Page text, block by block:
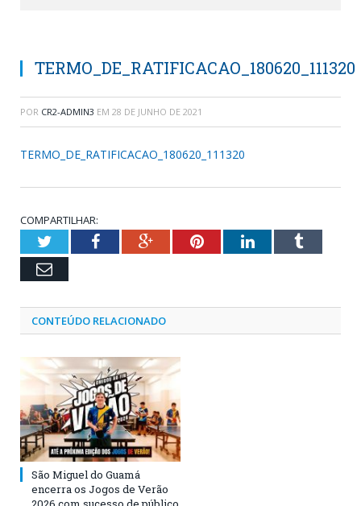
TERMO_DE_RATIFICACAO_180620_111320
POR CR2-ADMIN3 EM 28 DE JUNHO DE 2021
TERMO_DE_RATIFICACAO_180620_111320
COMPARTILHAR:
TwitterFacebookGoogle+PinterestLinkedInTumblr
Email
CONTEÚDO RELACIONADO
São Miguel do Guamá
encerra os Jogos de Verão